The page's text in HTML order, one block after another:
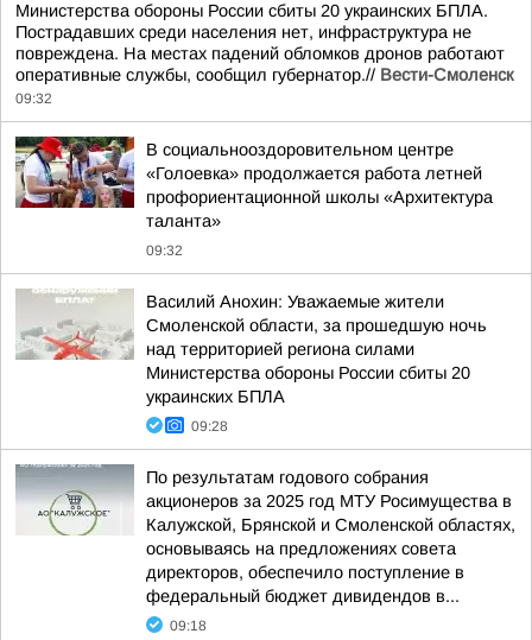
Министерства обороны России сбиты 20 украинских БПЛА.
Пострадавших среди населения нет, инфраструктура не
повреждена. На местах падений обломков дронов работают
оперативные службы, сообщил губернатор.// Вести-Смоленск
09:32
В социальнооздоровительном центре
«Голоевка» продолжается работа летней
профориентационной школы «Архитектура
таланта»
09:32
Василий Анохин: Уважаемые жители
Смоленской области, за прошедшую ночь
над территорией региона силами
Министерства обороны России сбиты 20
украинских БПЛА
09:28
По результатам годового собрания
акционеров за 2025 год МТУ Росимущества в
Калужской, Брянской и Смоленской областях,
основываясь на предложениях совета
директоров, обеспечило поступление в
федеральный бюджет дивидендов в...
09:18